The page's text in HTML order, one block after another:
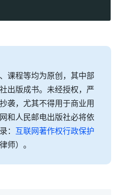
课程等均为原创，其中部
出版成书。未经授权，严
袭，尤其不得用于商业用
和人民邮电出版社必将依
： 互联网著作权行政保护
师）。